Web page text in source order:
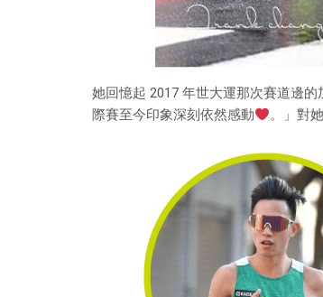
她回憶起 2017 年世大運那次賽道邊
際賽至今印象深刻依然感動
。」對